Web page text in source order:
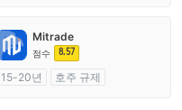
외환 거래 라이선스 (MM)
마스터 레이블 MT4
Mitrade
점수 8.57
15-20년
호주 규제